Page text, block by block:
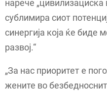
нарече „цивилизациска
сублимира сиот
синергија која ќе биде
развој.“
„За нас приоритет е
жените во